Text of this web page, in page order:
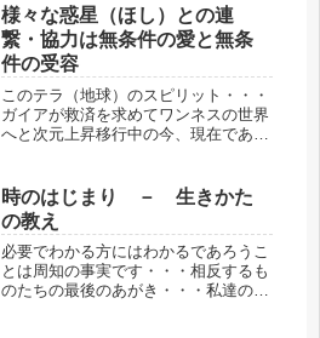
たちが小学生の頃にそろばんや空手を
習っていた当時に同じく今、世間様で
騒...
様々な惑星（ほし）との連
繋・協力は無条件の愛と無条
件の受容
このテラ（地球）のスピリット・・・
ガイアが救済を求めてワンネスの世界
へと次元上昇移行中の今、現在である
よければという遅れた低い次元レベル
のこのテラ（地球）へサポートに来て
い...
時のはじまり － 生きかた
の教え
必要でわかる方にはわかるであろうこ
とは周知の事実です・・・相反するも
のたちの最後のあがき・・・私達のエ